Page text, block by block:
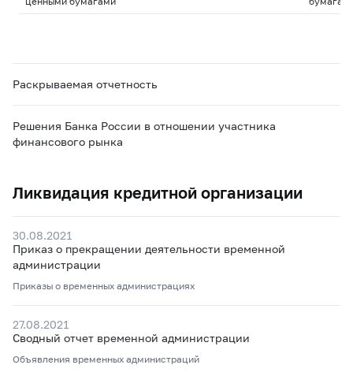
Раскрываемая отчетность
Решения Банка России в отношении участника
финансового рынка
Ликвидация кредитной организации
30.08.2021
Приказ о прекращении деятельности временной
администрации
Приказы о временных администрациях
27.08.2021
Сводный отчет временной администрации
Объявления временных администраций